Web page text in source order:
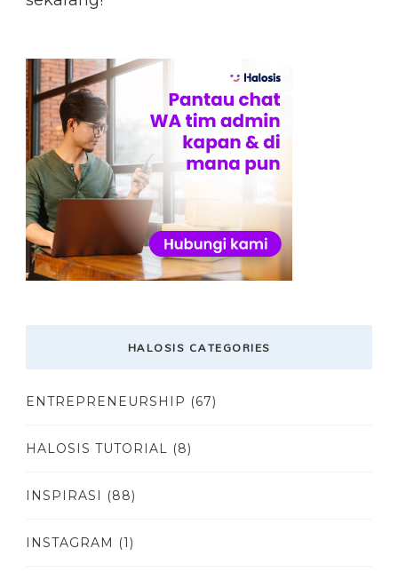
HALOSIS CATEGORIES
ENTREPRENEURSHIP (67)
HALOSIS TUTORIAL (8)
INSPIRASI (88)
INSTAGRAM (1)